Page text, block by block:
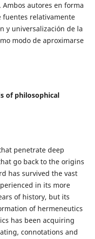
Ambos autores en forma
fuentes relativamente
y universalización de la
modo de aproximarse
of philosophical
penetrate deep
go back to the origins
has survived the vast
in its more
of history, but its
of hermeneutics
has been acquiring
connotations and